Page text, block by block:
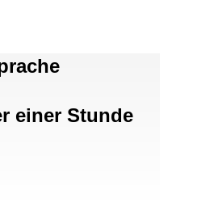
einer Stunde